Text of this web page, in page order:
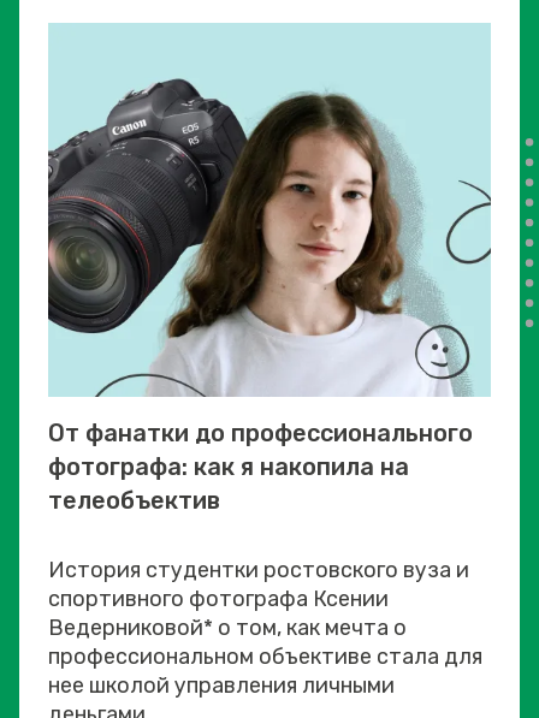
От фанатки до профессионального
фотографа: как я накопила на
телеобъектив
История студентки ростовского вуза и
спортивного фотографа Ксении
Ведерниковой* о том, как мечта о
профессиональном объективе стала для
нее школой управления личными